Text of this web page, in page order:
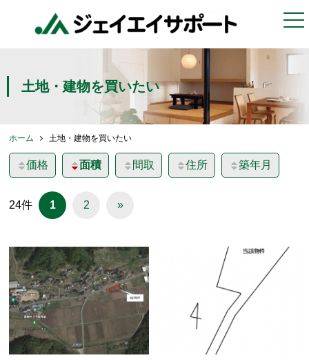
土地・建物を買いたい
ホーム 土地・建物を買いたい
価格 面積 間取 住所 築年月
24件 1 2 »